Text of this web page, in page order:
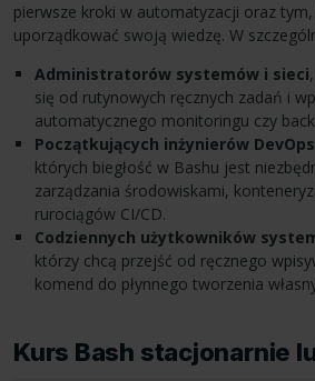
pierwsze kroki w automatyzacji oraz
uporządkować swoją wiedzę. W
Administratorów systemów i sieci
się od rutynowych ręcznych zadań i
automatycznego monitoringu czy
Początkujących inżynierów
których biegłość w Bashu jest
zarządzania środowiskami,
rurociągów CI/CD.
Codziennych użytkowników
którzy chcą przejść od ręcznego
komend do płynnego tworzenia
Kurs Bash stacjonarnie